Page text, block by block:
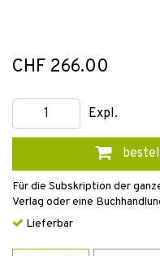
CHF 266.00
Expl.
Für die Subskription der
Verlag oder eine
Lieferbar